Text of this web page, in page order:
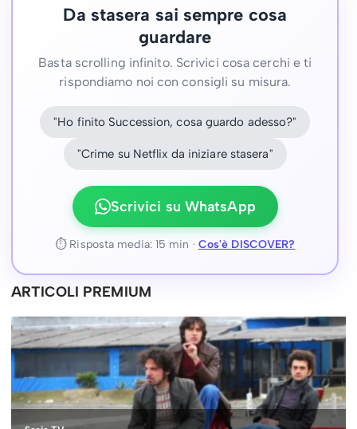
Da stasera sai sempre cosa
guardare
Basta scrolling infinito. Scrivici cosa cerchi e ti
rispondiamo noi con consigli su misura.
"Ho finito Succession, cosa guardo adesso?"
"Crime su Netflix da iniziare stasera"
Scrivici su WhatsApp
⏱ Risposta media: 15 min · Cos'è DISCOVER?
ARTICOLI PREMIUM